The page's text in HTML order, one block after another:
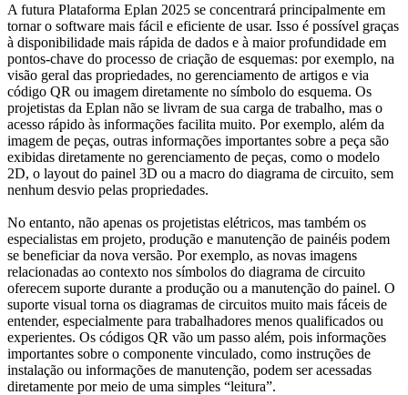
A futura Plataforma Eplan 2025 se concentrará principalmente em
tornar o software mais fácil e eficiente de usar. Isso é possível graças
à disponibilidade mais rápida de dados e à maior profundidade em
pontos-chave do processo de criação de esquemas: por exemplo, na
visão geral das propriedades, no gerenciamento de artigos e via
código QR ou imagem diretamente no símbolo do esquema. Os
projetistas da Eplan não se livram de sua carga de trabalho, mas o
acesso rápido às informações facilita muito. Por exemplo, além da
imagem de peças, outras informações importantes sobre a peça são
exibidas diretamente no gerenciamento de peças, como o modelo
2D, o layout do painel 3D ou a macro do diagrama de circuito, sem
nenhum desvio pelas propriedades.
No entanto, não apenas os projetistas elétricos, mas também os
especialistas em projeto, produção e manutenção de painéis podem
se beneficiar da nova versão. Por exemplo, as novas imagens
relacionadas ao contexto nos símbolos do diagrama de circuito
oferecem suporte durante a produção ou a manutenção do painel. O
suporte visual torna os diagramas de circuitos muito mais fáceis de
entender, especialmente para trabalhadores menos qualificados ou
experientes. Os códigos QR vão um passo além, pois informações
importantes sobre o componente vinculado, como instruções de
instalação ou informações de manutenção, podem ser acessadas
diretamente por meio de uma simples “leitura”.